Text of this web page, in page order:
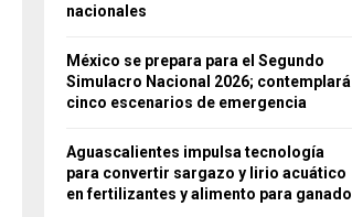
nacionales
México se prepara para el Segundo
Simulacro Nacional 2026; contemplará
cinco escenarios de emergencia
Aguascalientes impulsa tecnología
para convertir sargazo y lirio acuático
en fertilizantes y alimento para ganado